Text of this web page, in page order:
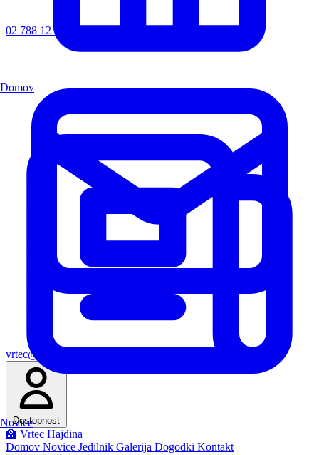
02 788 12 72
vrtec@os-hajdina.si
Dostopnost
🏫 Vrtec Hajdina
Domov Novice Jedilnik Galerija Dogodki Kontakt
Domov
Novice